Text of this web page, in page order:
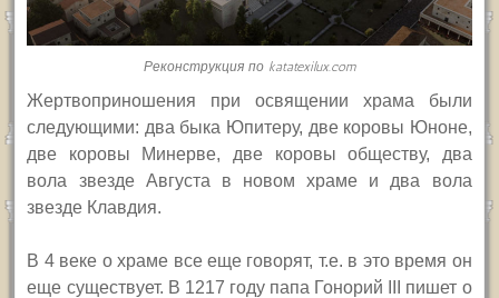
Реконструкция по katatexilux.com
Жертвоприношения при освящении храма были
следующими: два быка Юпитеру, две коровы Юноне,
две коровы Минерве, две коровы обществу, два
вола звезде Августа в новом храме и два вола
звезде Клавдия.
В 4 веке о храме все еще говорят, т.е. в это время он
еще существует. В 1217 году папа Гонорий
пишет о